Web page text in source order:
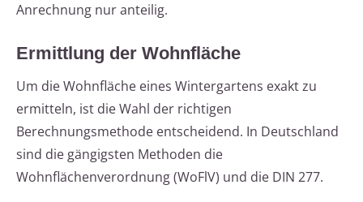
Anrechnung nur anteilig.
Ermittlung der Wohnfläche
Um die Wohnfläche eines Wintergartens exakt zu
ermitteln, ist die Wahl der richtigen
Berechnungsmethode entscheidend. In Deutschland
sind die gängigsten Methoden die
Wohnflächenverordnung (WoFlV) und die DIN 277.